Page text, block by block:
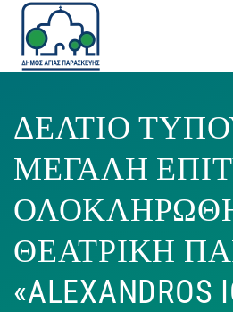
ΔΕΛΤΙΟ
ΜΕΓΑΛΗ
ΘΕΑΤΡΙΚΗ
«ALEXANDROS